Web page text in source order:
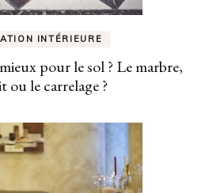
INTÉRIEURE
pour le sol ? Le marbre,
ou le carrelage ?